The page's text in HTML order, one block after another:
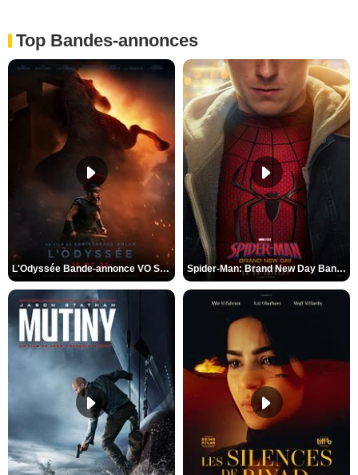
Top Bandes-annonces
L'Odyssée Bande-annonce VO STFR Spider-Man: Brand New Day Bande-annonce VO STFR